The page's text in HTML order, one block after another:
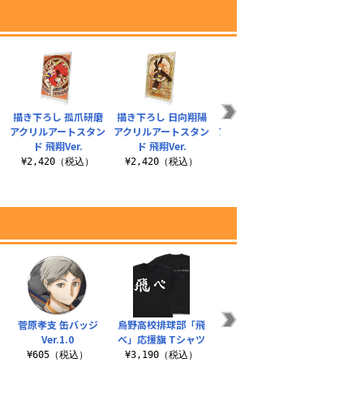
描き下ろし 孤爪研磨
アクリルアートスタン
ド 飛翔Ver.
¥2,420（税込）
描き下ろし 日向翔陽
アクリルアートスタン
ド 飛翔Ver.
¥2,420（税込）
描き下ろし 影山飛雄
アクリルアートスタン
菅原孝支 缶バッジ
Ver.1.0
¥605（税込）
烏野高校排球部「飛
べ」応援旗 Tシャツ
¥3,190（税込）
烏野高校排球部「飛